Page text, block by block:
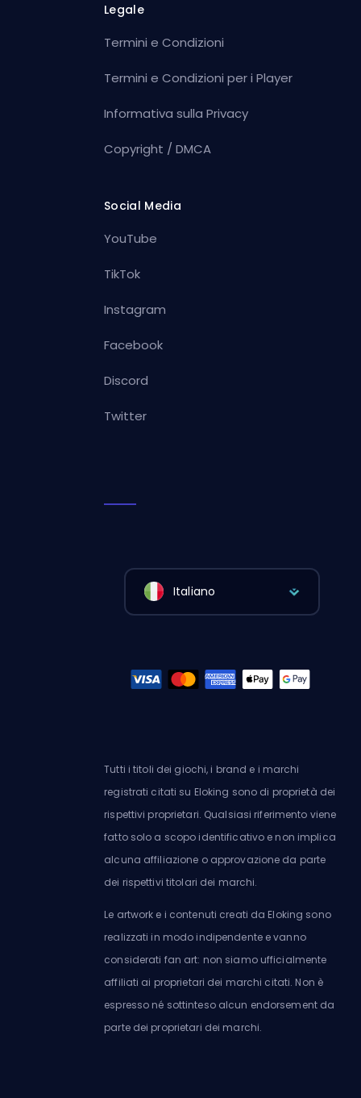
Legale
Termini e Condizioni
Termini e Condizioni per i Player
Informativa sulla Privacy
Copyright / DMCA
Social Media
YouTube
TikTok
Instagram
Facebook
Discord
Twitter
Italiano
Tutti i titoli dei giochi, i brand e i marchi
registrati citati su Eloking sono di proprietà dei
rispettivi proprietari. Qualsiasi riferimento viene
fatto solo a scopo identificativo e non implica
alcuna affiliazione o approvazione da parte
dei rispettivi titolari dei marchi.
Le artwork e i contenuti creati da Eloking sono
realizzati in modo indipendente e vanno
considerati fan art: non siamo ufficialmente
affiliati ai proprietari dei marchi citati. Non è
espresso né sottinteso alcun endorsement da
parte dei proprietari dei marchi.